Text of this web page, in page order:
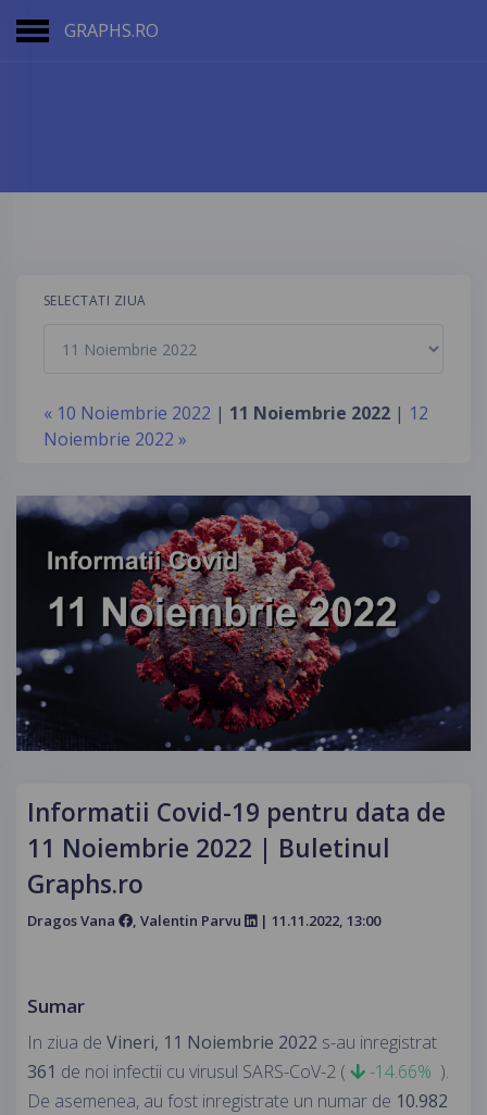
GRAPHS.RO
SELECTATI ZIUA
« 10 Noiembrie 2022 | 11 Noiembrie 2022 | 12
Noiembrie 2022 »
Informatii Covid-19 pentru data de
11 Noiembrie 2022 | Buletinul
Graphs.ro
Dragos Vana , Valentin Parvu | 11.11.2022, 13:00
Sumar
In ziua de Vineri, 11 Noiembrie 2022 s-au inregistrat
361 de noi infectii cu virusul SARS-CoV-2 ( -14.66% ).
De asemenea, au fost inregistrate un numar de 10.982